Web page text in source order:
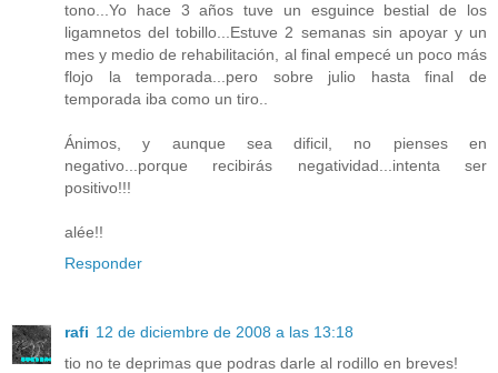
tono...Yo hace 3 años tuve un esguince bestial de los
ligamnetos del tobillo...Estuve 2 semanas sin apoyar y un
mes y medio de rehabilitación, al final empecé un poco más
flojo la temporada...pero sobre julio hasta final de
temporada iba como un tiro..
Ánimos, y aunque sea dificil, no pienses en
negativo...porque recibirás negatividad...intenta ser
positivo!!!
alée!!
Responder
rafi 12 de diciembre de 2008 a las 13:18
tio no te deprimas que podras darle al rodillo en breves!